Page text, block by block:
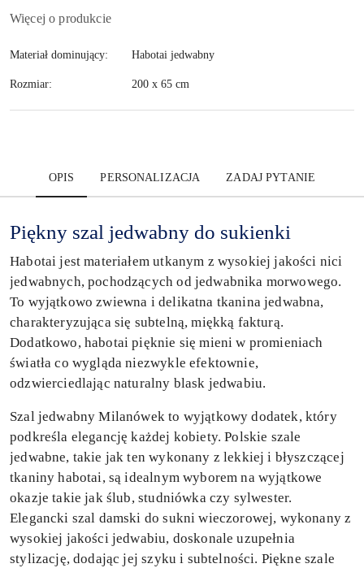
Więcej o produkcie
Materiał dominujący: Habotai jedwabny
Rozmiar: 200 x 65 cm
OPIS PERSONALIZACJA ZADAJ PYTANIE
Piękny szal jedwabny do sukienki
Habotai jest materiałem utkanym z wysokiej jakości nici
jedwabnych, pochodzących od jedwabnika morwowego.
To wyjątkowo zwiewna i delikatna tkanina jedwabna,
charakteryzująca się subtelną, miękką fakturą.
Dodatkowo, habotai pięknie się mieni w promieniach
światła co wygląda niezwykle efektownie,
odzwierciedlając naturalny blask jedwabiu.
Szal jedwabny Milanówek to wyjątkowy dodatek, który
podkreśla elegancję każdej kobiety. Polskie szale
jedwabne, takie jak ten wykonany z lekkiej i błyszczącej
tkaniny habotai, są idealnym wyborem na wyjątkowe
okazje takie jak ślub, studniówka czy sylwester.
Elegancki szal damski do sukni wieczorowej, wykonany z
wysokiej jakości jedwabiu, doskonale uzupełnia
stylizację, dodając jej szyku i subtelności. Piękne szale